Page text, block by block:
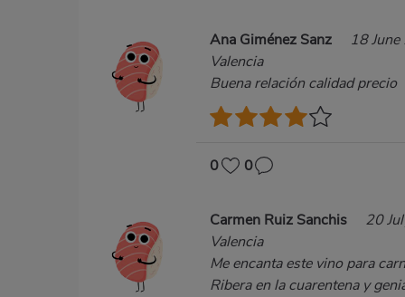
Ana Giménez Sanz
18
Valencia
Buena relación calidad precio
0 0
Carmen Ruiz Sanchis
20
Valencia
Me encanta este vino para
Ribera en la cuarentena y